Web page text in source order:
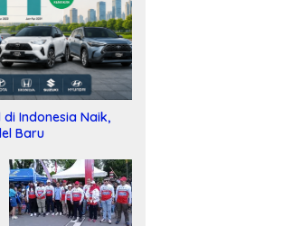
Indonesia Naik,
Baru